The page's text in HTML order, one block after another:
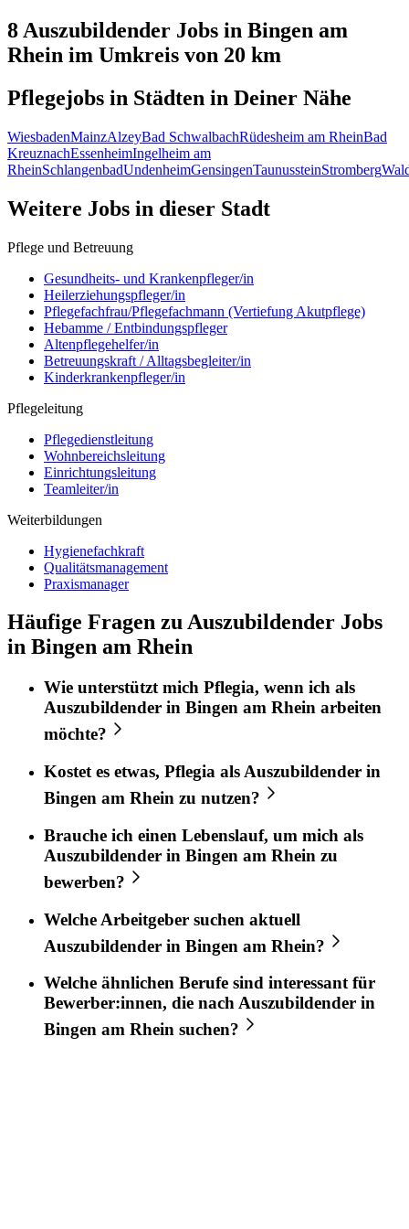
8 Auszubildender Jobs in Bingen am
Rhein im Umkreis von 20 km
Pflegejobs in Städten in Deiner Nähe
WiesbadenMainzAlzeyBad SchwalbachRüdesheim am RheinBad
KreuznachEssenheimIngelheim am
RheinSchlangenbadUndenheimGensingenTaunussteinStromberg
Weitere Jobs in dieser Stadt
Pflege und Betreuung
Gesundheits- und Krankenpfleger/in
Heilerziehungspfleger/in
Pflegefachfrau/Pflegefachmann (Vertiefung Akutpflege)
Hebamme / Entbindungspfleger
Altenpflegehelfer/in
Betreuungskraft / Alltagsbegleiter/in
Kinderkrankenpfleger/in
Pflegeleitung
Pflegedienstleitung
Wohnbereichsleitung
Einrichtungsleitung
Teamleiter/in
Weiterbildungen
Hygienefachkraft
Qualitätsmanagement
Praxismanager
Häufige Fragen zu Auszubildender Jobs
in Bingen am Rhein
Wie unterstützt mich Pflegia, wenn ich als
Auszubildender in Bingen am Rhein arbeiten
möchte?
Kostet es etwas, Pflegia als Auszubildender in
Bingen am Rhein zu nutzen?
Brauche ich einen Lebenslauf, um mich als
Auszubildender in Bingen am Rhein zu
bewerben?
Welche Arbeitgeber suchen aktuell
Auszubildender in Bingen am Rhein?
Welche ähnlichen Berufe sind interessant für
Bewerber:innen, die nachAuszubildender in
Bingen am Rhein suchen?